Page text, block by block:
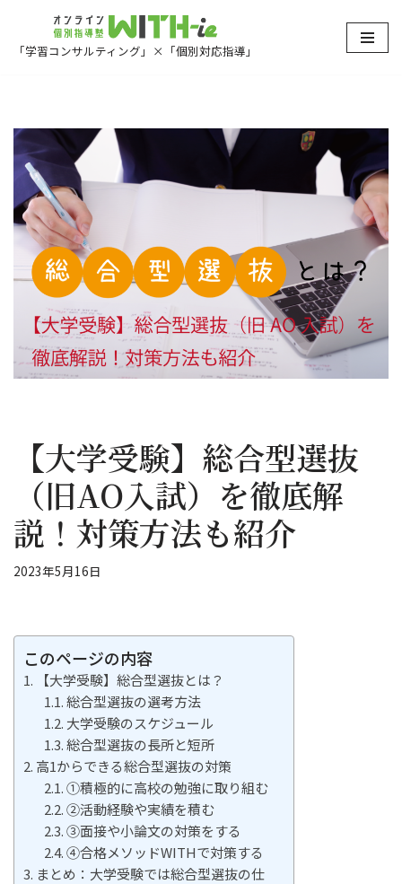
コ
ツ
へ
キ
ッ
「学習コンサルティング」×「個別対応指導」
【大学受験】総合型選抜
（旧AO入試）を徹底解
説！対策方法も紹介
2023年5月16日
このページの内容
【大学受験】総合型選抜とは？
総合型選抜の選考方法
大学受験のスケジュール
総合型選抜の長所と短所
高1からできる総合型選抜の対策
①積極的に高校の勉強に取り組む
②活動経験や実績を積む
③面接や小論文の対策をする
④合格メソッドWITHで対策する
まとめ：大学受験では総合型選抜の仕